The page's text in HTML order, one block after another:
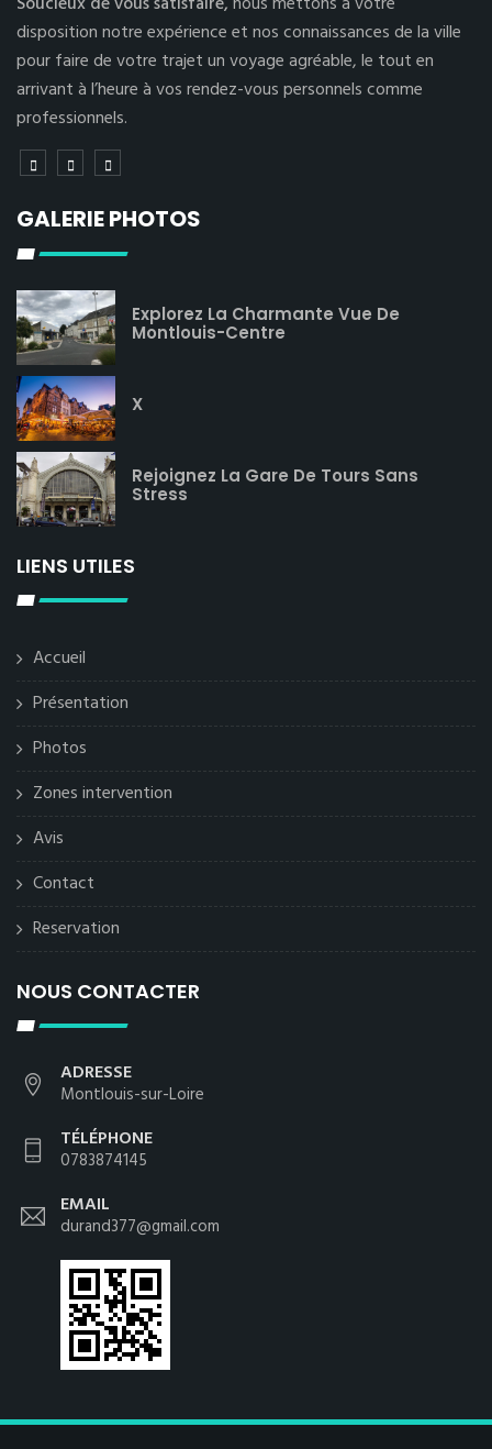
disposition notre expérience et nos connaissances de la ville
pour faire de votre trajet un voyage agréable, le tout en
arrivant à l’heure à vos rendez-vous personnels comme
professionnels.
GALERIE PHOTOS
Explorez La Charmante Vue De
Montlouis-Centre
X
Rejoignez La Gare De Tours Sans
Stress
LIENS UTILES
Accueil
Présentation
Photos
Zones intervention
Avis
Contact
Reservation
NOUS CONTACTER
ADRESSE
Montlouis-sur-Loire
TÉLÉPHONE
0783874145
EMAIL
durand377@gmail.com